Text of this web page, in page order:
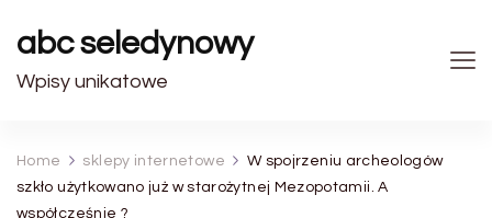
abc seledynowy
Wpisy unikatowe
Home sklepy internetowe
W spojrzeniu archeologów
szkło użytkowano już w starożytnej Mezopotamii. A
współcześnie ?